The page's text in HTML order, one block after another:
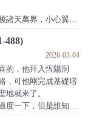
天輪迴盤】……
天萬界。
境，孕育萬道至尊骨
魔九變》
天萬界，小心翼翼
力歸於己身，成
，在下水道你該叫
488)
2026-03-04
的，他拜入恆陽洞
，可他剛完成基礎培
地就來了。
一下，但是誰知